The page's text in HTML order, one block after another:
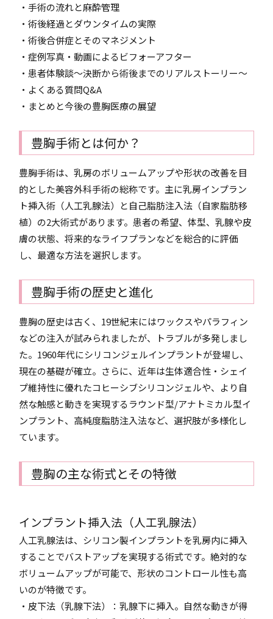
・手術の流れと麻酔管理
・術後経過とダウンタイムの実際
・術後合併症とそのマネジメント
・症例写真・動画によるビフォーアフター
・患者体験談～決断から術後までのリアルストーリー～
・よくある質問Q&A
・まとめと今後の豊胸医療の展望
豊胸手術とは何か？
豊胸手術は、乳房のボリュームアップや形状の改善を目
的とした美容外科手術の総称です。主に乳房インプラン
ト挿入術（人工乳腺法）と自己脂肪注入法（自家脂肪移
植）の2大術式があります。患者の希望、体型、乳腺や皮
膚の状態、将来的なライフプランなどを総合的に評価
し、最適な方法を選択します。
豊胸手術の歴史と進化
豊胸の歴史は古く、19世紀末にはワックスやパラフィン
などの注入が試みられましたが、トラブルが多発しまし
た。1960年代にシリコンジェルインプラントが登場し、
現在の基礎が確立。さらに、近年は生体適合性・シェイ
プ維持性に優れたコヒーシブシリコンジェルや、より自
然な触感と動きを実現するラウンド型/アナトミカル型イ
ンプラント、高純度脂肪注入法など、選択肢が多様化し
ています。
豊胸の主な術式とその特徴
インプラント挿入法（人工乳腺法）
人工乳腺法は、シリコン製インプラントを乳房内に挿入
することでバストアップを実現する術式です。絶対的な
ボリュームアップが可能で、形状のコントロール性も高
いのが特徴です。
・皮下法（乳腺下法）：乳腺下に挿入。自然な動きが得